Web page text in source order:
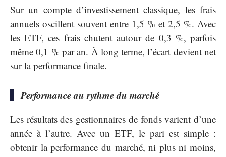
Sur un compte d’investissement classique, les frais
annuels oscillent souvent entre 1,5 % et 2,5 %. Avec
les ETF, ces frais chutent autour de 0,3 %, parfois
même 0,1 % par an. À long terme, l’écart devient net
sur la performance finale.
Performance au rythme du marché
Les résultats des gestionnaires de fonds varient d’une
année à l’autre. Avec un ETF, le pari est simple :
obtenir la performance du marché, ni plus ni moins,